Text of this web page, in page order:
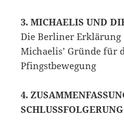
3. MICHAELIS UND
Die Berliner Erklärung
Michaelis’ Gründe für
Pfingstbewegung
4.
SCHLUSSFOLGERUNG